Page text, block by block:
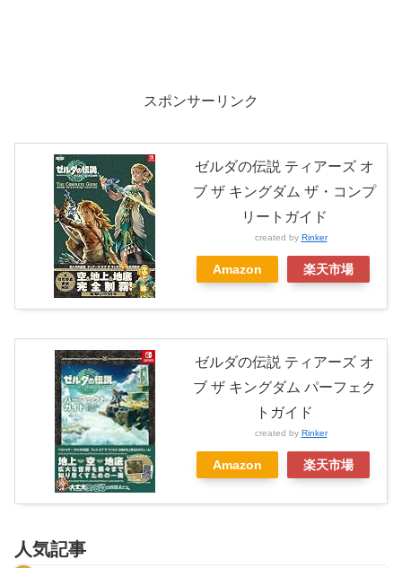
スポンサーリンク
ゼルダの伝説 ティアーズ オ
ブ ザ キングダム ザ・コンプ
リートガイド
created by Rinker
Amazon 楽天市場
ゼルダの伝説 ティアーズ オ
ブ ザ キングダム パーフェク
トガイド
created by Rinker
Amazon 楽天市場
人気記事